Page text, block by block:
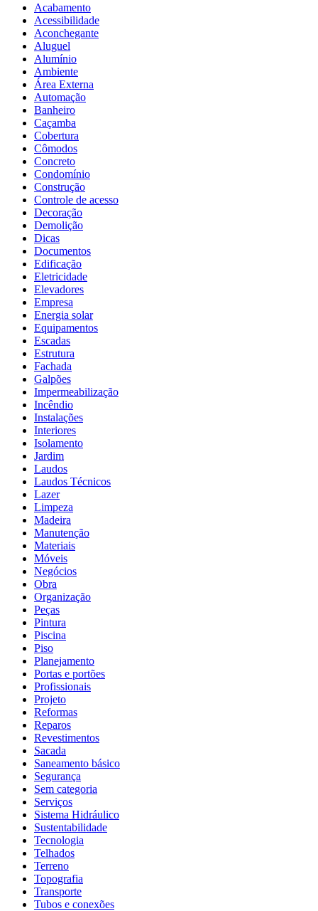
Acabamento
Acessibilidade
Aconchegante
Aluguel
Alumínio
Ambiente
Área Externa
Automação
Banheiro
Caçamba
Cobertura
Cômodos
Concreto
Condomínio
Construção
Controle de acesso
Decoração
Demolição
Dicas
Documentos
Edificação
Eletricidade
Elevadores
Empresa
Energia solar
Equipamentos
Escadas
Estrutura
Fachada
Galpões
Impermeabilização
Incêndio
Instalações
Interiores
Isolamento
Jardim
Laudos
Laudos Técnicos
Lazer
Limpeza
Madeira
Manutenção
Materiais
Móveis
Negócios
Obra
Organização
Peças
Pintura
Piscina
Piso
Planejamento
Portas e portões
Profissionais
Projeto
Reformas
Reparos
Revestimentos
Sacada
Saneamento básico
Segurança
Sem categoria
Serviços
Sistema Hidráulico
Sustentabilidade
Tecnologia
Telhados
Terreno
Topografia
Transporte
Tubos e conexões